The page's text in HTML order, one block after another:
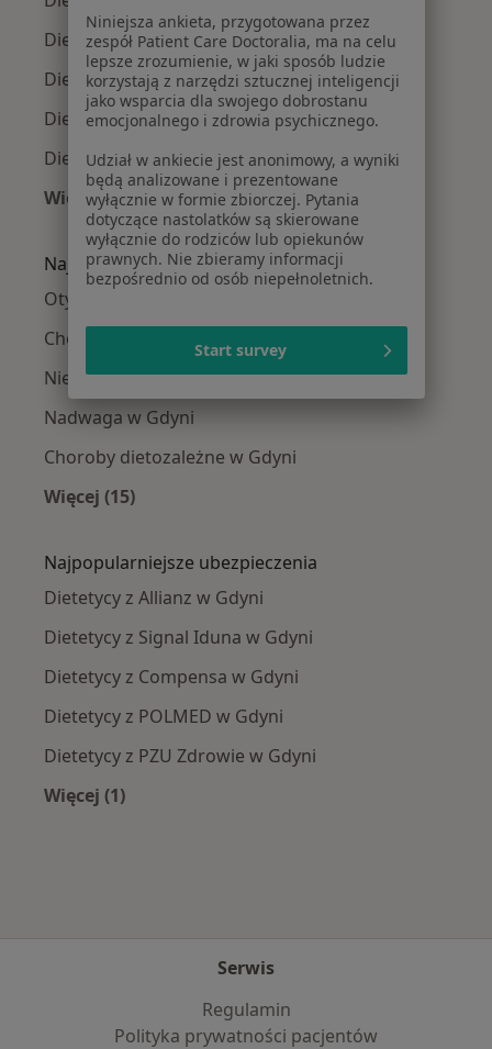
Dietetycy Działki Leśne
Dietetycy Orłowo
Dietetycy Dąbrowa
Dietetycy Kamienna Góra
Więcej (6)
Więcej w kategorii: Dietetycy w pobliżu
Najczęście leczone choroby
Otyłość w Gdyni
Choroba Hashimoto w Gdyni
Niedoczynność tarczycy w Gdyni
Nadwaga w Gdyni
Choroby dietozależne w Gdyni
Więcej (15)
Najpopularniejsze ubezpieczenia
Dietetycy z Allianz w Gdyni
Dietetycy z Signal Iduna w Gdyni
Dietetycy z Compensa w Gdyni
Dietetycy z POLMED w Gdyni
Dietetycy z PZU Zdrowie w Gdyni
Więcej (1)
Serwis
Regulamin
Polityka prywatności pacjentów
Niniejsza ankieta, przygotowana przez
zespół Patient Care Doctoralia, ma na celu
lepsze zrozumienie, w jaki sposób ludzie
korzystają z narzędzi sztucznej inteligencji
jako wsparcia dla swojego dobrostanu
emocjonalnego i zdrowia psychicznego.
Udział w ankiecie jest anonimowy, a wyniki
będą analizowane i prezentowane
wyłącznie w formie zbiorczej. Pytania
dotyczące nastolatków są skierowane
wyłącznie do rodziców lub opiekunów
prawnych. Nie zbieramy informacji
bezpośrednio od osób niepełnoletnich.
Start survey